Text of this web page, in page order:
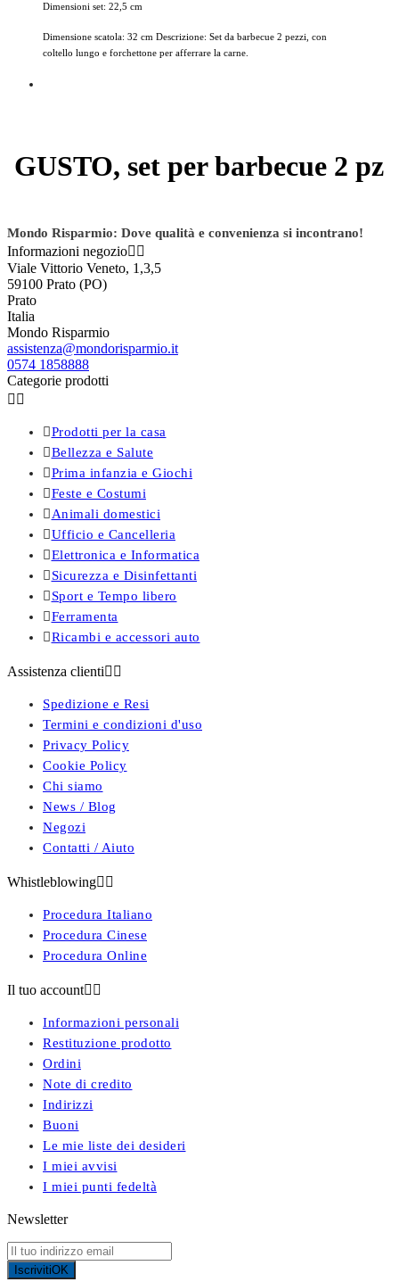
Dimensioni set: 22,5 cm
Dimensione scatola: 32 cm Descrizione: Set da barbecue 2 pezzi, con
coltello lungo e forchettone per afferrare la carne.
GUSTO, set per barbecue 2 pz
Mondo Risparmio: Dove qualità e convenienza si incontrano!
Informazioni negozio 
Viale Vittorio Veneto, 1,3,5
59100 Prato (PO)
Prato
Italia
Mondo Risparmio
assistenza@mondorisparmio.it
0574 1858888
Categorie prodotti
 
Prodotti per la casa
Bellezza e Salute
Prima infanzia e Giochi
Feste e Costumi
 Animali domestici
Ufficio e Cancelleria
Elettronica e Informatica
 Sicurezza e Disinfettanti
 Sport e Tempo libero
Ferramenta
Ricambi e accessori auto
Assistenza clienti 
Spedizione e Resi
Termini e condizioni d'uso
Privacy Policy
Cookie Policy
Chi siamo
News / Blog
Negozi
Contatti / Aiuto
Whistleblowing 
Procedura Italiano
Procedura Cinese
Procedura Online
Il tuo account 
Informazioni personali
Restituzione prodotto
Ordini
Note di credito
Indirizzi
Buoni
Le mie liste dei desideri
I miei avvisi
I miei punti fedeltà
Newsletter
IscrivitiOK